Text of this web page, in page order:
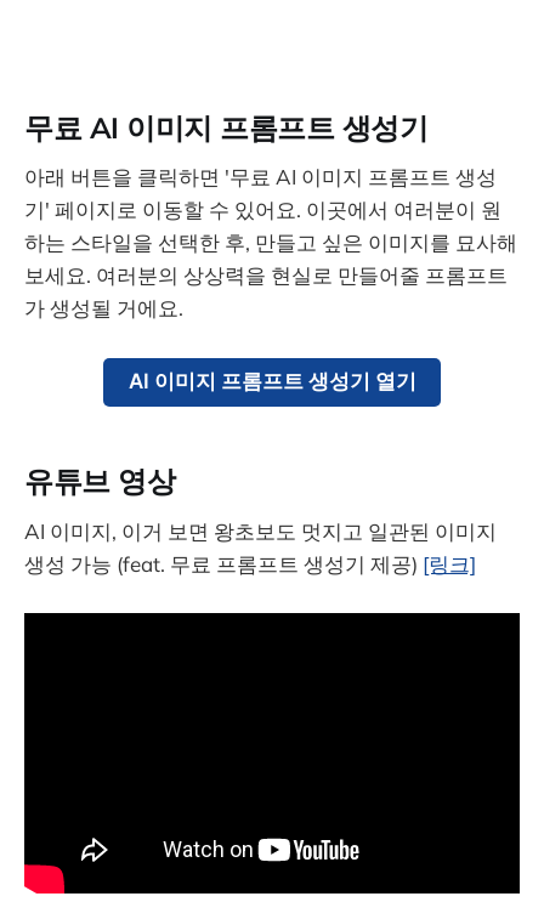
무료 AI 이미지 프롬프트 생성기
아래 버튼을 클릭하면 '무료 AI 이미지 프롬프트 생성
기' 페이지로 이동할 수 있어요. 이곳에서 여러분이 원
하는 스타일을 선택한 후, 만들고 싶은 이미지를 묘사해
보세요. 여러분의 상상력을 현실로 만들어줄 프롬프트
가 생성될 거에요.
AI 이미지 프롬프트 생성기 열기
유튜브 영상
AI 이미지, 이거 보면 왕초보도 멋지고 일관된 이미지
생성 가능 (feat. 무료 프롬프트 생성기 제공) [링크]